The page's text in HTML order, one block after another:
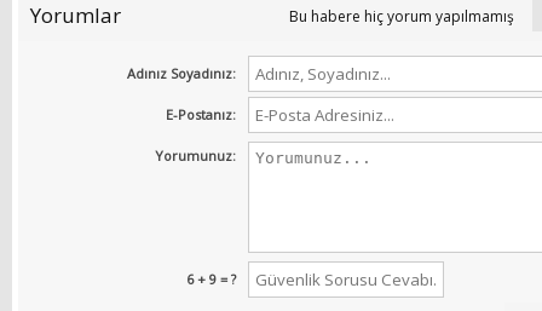
Yorumlar Bu habere hiç yorum yapılmamış
Adınız Soyadınız:
E-Postanız:
Yorumunuz:
6 + 9 = ?